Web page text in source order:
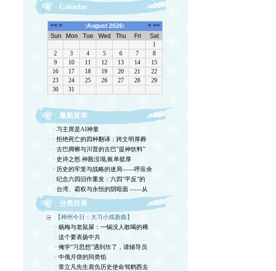
Calendar
最新发布
· 习主席是AI神童
· 拒绝死亡的四种翻译：跨文明厚葬
· 古巴脚癣与川普的古巴"提神饮料”
· 史诗之怒:神殿没塌,账单挺厚
· 历史的牢笼与战略的迷局——呼应余
· 纪念六四旧作重发：六四“平反”的
· 台湾、霸权与永恒的阴暗面 ——从
分类目录
【神州今日：大习小戏新曲】
· 杨梅与老鼠屎：一锅没人敢喝的稀
· 这个要表扬中共
· 俺学“习思想”遇到坎了，请辅导员
· 中俄月饼的同类馅
· 章立凡先生肩负历史使命驾鹤西去